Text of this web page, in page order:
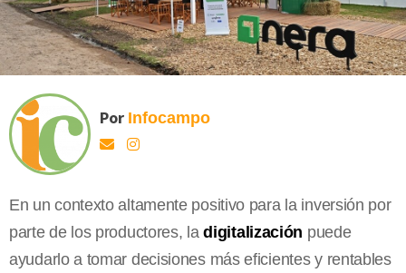
Por Infocampo
En un contexto altamente positivo para la inversión por
parte de los productores, ladigitalización puede
ayudarlo a tomar decisiones más eficientes y rentables